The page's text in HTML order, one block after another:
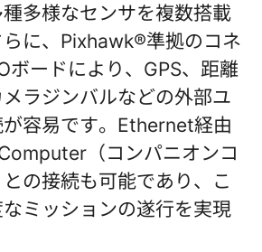
多様なセンサを複数搭載
らに、Pixhawk®準拠のコネ
ボードにより、GPS、距離
ラジンバルなどの外部ユ
容易です。Ethernet経由
（コンパニオンコ
の接続も可能であり、こ
ミッションの遂行を実現